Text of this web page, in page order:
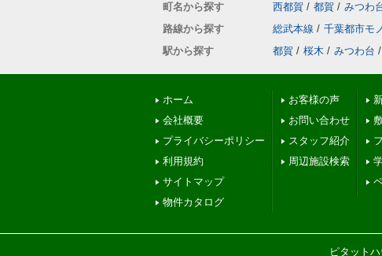
町名から探す
西都賀 / 都賀 / みつわ
路線から探す
総武本線 / 千葉都市モ
駅から探す
都賀 / 桜木 / みつわ台 /
ホーム
会社概要
プライバシーポリシー
利用規約
サイトマップ
物件カタログ
お客様の声
お問い合わせ
スタッフ紹介
周辺施設検索
ピタット